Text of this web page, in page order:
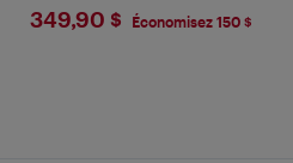
$349.9
349,90 $ Économisez 150 $